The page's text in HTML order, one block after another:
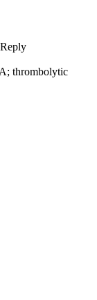
thrombolytic